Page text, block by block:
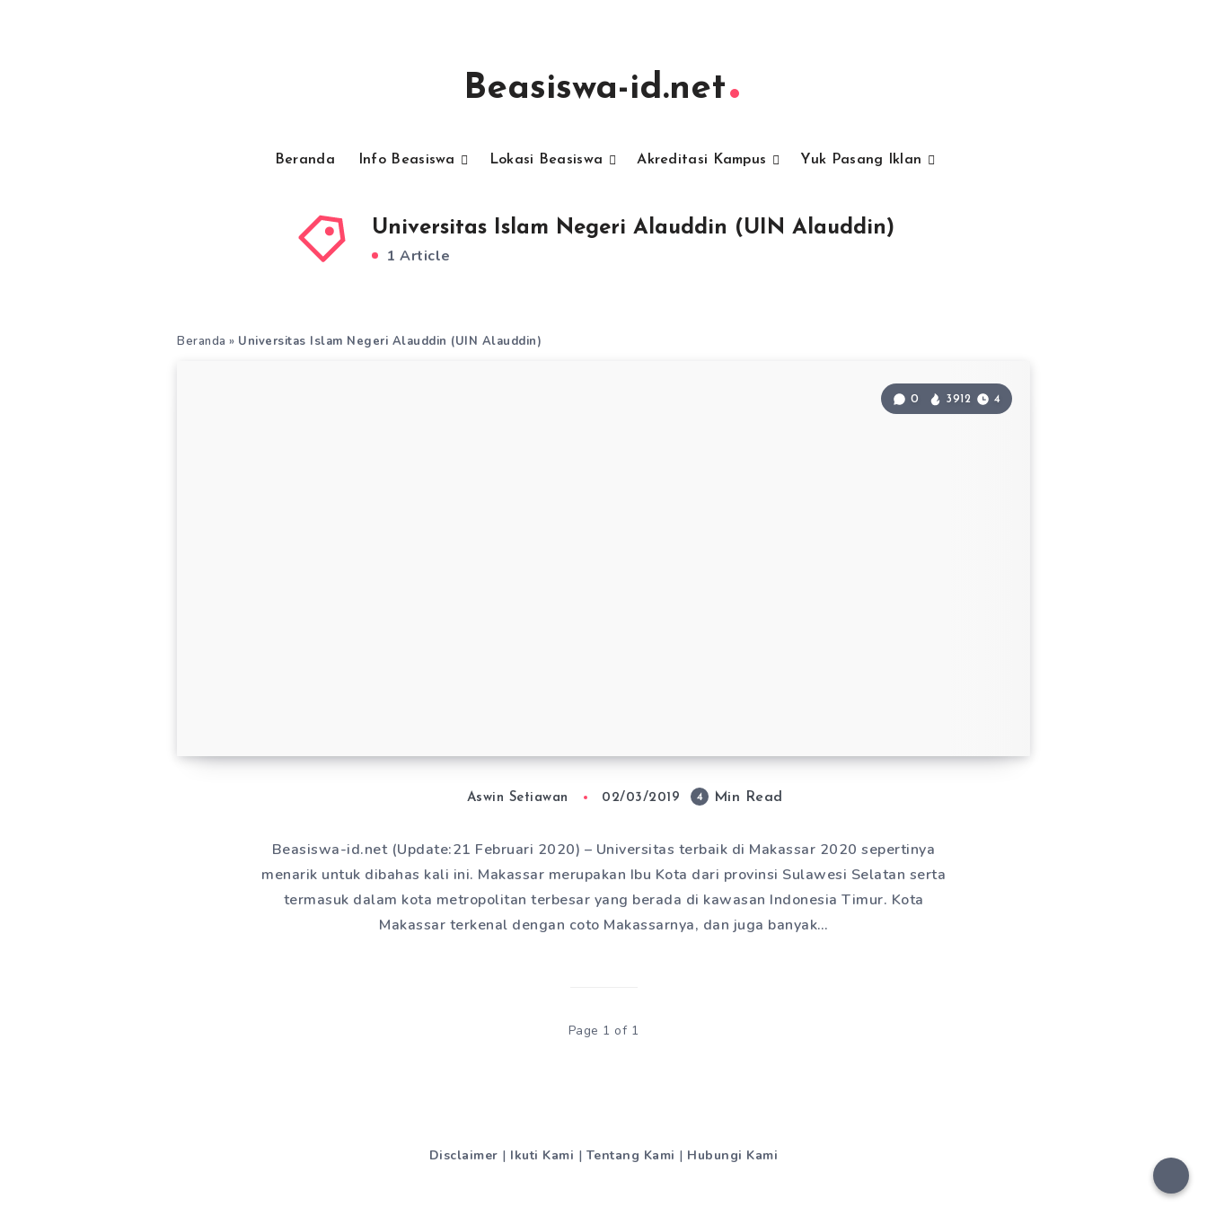
Beasiswa-id.net
Beranda Info Beasiswa Lokasi Beasiswa Akreditasi Kampus Yuk Pasang Iklan
Universitas Islam Negeri Alauddin (UIN Alauddin)
1 Article
Beranda » Universitas Islam Negeri Alauddin (UIN Alauddin)
0 3912 4
Aswin Setiawan 02/03/2019 4 Min Read
Beasiswa-id.net (Update:21 Februari 2020) – Universitas terbaik di Makassar 2020 sepertinya
menarik untuk dibahas kali ini. Makassar merupakan Ibu Kota dari provinsi Sulawesi Selatan serta
termasuk dalam kota metropolitan terbesar yang berada di kawasan Indonesia Timur. Kota
Makassar terkenal dengan coto Makassarnya, dan juga banyak…
Page 1 of 1
Disclaimer | Ikuti Kami | Tentang Kami | Hubungi Kami